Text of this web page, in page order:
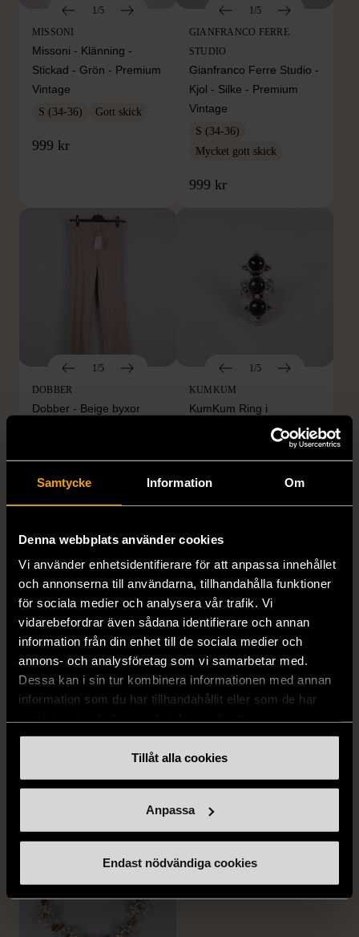
Samtycke Information Om
Denna webbplats använder cookies
Vi använder enhetsidentifierare för att anpassa innehållet
och annonserna till användarna, tillhandahålla funktioner
för sociala medier och analysera vår trafik. Vi
vidarebefordrar även sådana identifierare och annan
information från din enhet till de sociala medier och
annons- och analysföretag som vi samarbetar med.
Dessa kan i sin tur kombinera informationen med annan
information som du har tillhandahållit eller som de har
Tillåt alla cookies
Anpassa
Endast nödvändiga cookies
1/5
MISSONI
Missoni - Klänning -
Stickad - Grön - Premium
Vintage
S (34-36) Gott skick
999 kr
1/5
GIANFRANCO FERRE
STUDIO
Gianfranco Ferre Studio -
Kjol - Silke - Premium
Vintage
S (34-36)
Mycket gott skick
999 kr
1/5
DOBBER
Dobber - Beige byxor
179 kr
1/5
KUMKUM
KumKum Ring i
sterlingsilver med svarta
399 kr
1/4
Örhängen i sterlingsilver
1/5
Armband med färgglada